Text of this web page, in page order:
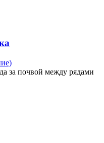
за почвой между рядами